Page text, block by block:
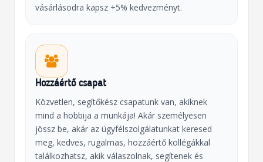
vásárlásodra kapsz +5% kedvezményt.
Hozzáértő csapat
Közvetlen, segítőkész csapatunk van, akiknek
mind a hobbija a munkája! Akár személyesen
jössz be, akár az ügyfélszolgálatunkat keresed
meg, kedves, rugalmas, hozzáértő kollégákkal
találkozhatsz, akik válaszolnak, segítenek és